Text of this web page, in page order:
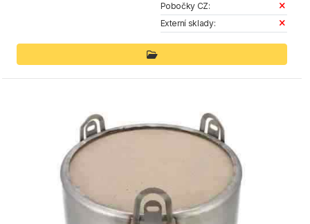
Pobočky CZ:
Externí sklady: